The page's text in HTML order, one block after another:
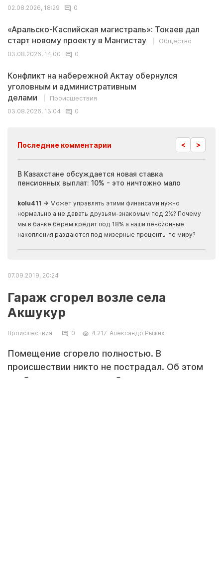
02.08.2026, 18:29
0
«Аральско-Каспийская магистраль»: Токаев дал
старт новому проекту в Мангистау
Общество
03.08.2026, 14:00
0
Конфликт на набережной Актау обернулся
уголовным и административным
делами
Происшествия
03.08.2026, 13:04
0
Последние комментарии < >
В Казахстане обсуждается новая ставка
пенсионных выплат: 10% - это ничтожно мало
kolu411 → Может управлять этими финансами нужно
нормально а не давать друзьям-знакомым под 2%? Почему
мы в банке берем кредит под 18% а наши пенсионные
накопления раздаются под мизерные проценты по миру?
07.09.2019, 20:24
Гараж сгорел возле села
Акшукур
Происшествия 0 4 217 Александр Рыжих
Помещение сгорело полностью. В
происшествии никто не пострадал. Об этом
сообщили в пресс-службе департамента по